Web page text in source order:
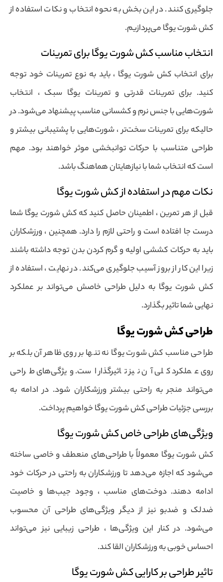
جلوگیری کنند. در این بخش به نحوه انتخاب و نکات استفاده از
کش شورت یوگا می‌پردازیم.
انتخاب مناسب کش شورت یوگا برای تمرینات
برای انتخاب کش شورت یوگا ، باید به نوع تمرینات خود توجه
کنید. برای تمرینات قدرتی و تمرینات یوگا سبک ، انتخاب
شورت‌هایی با جنس نرم و کشسانی مناسب پیشنهاد می‌شود. در
حالیکه برای تمرینات سخت‌تر ، شورت‌هایی با پشتیبانی بیشتر و
طراحی متناسب با حرکات توانبخشی موثر خواهند بود. مهم
است که انتخاب شما با نیازهایتان هماهنگ باشد.
نکات مهم در استفاده از کش شورت یوگا
قبل از هر تمرین ، اطمینان حاصل کنید که کش شورت یوگا شما
درست جا افتاده است و راحتی لازم را دارد. همچنین ، ورزشکاران
باید به حرکات کششی اولیه و گرم کردن بدن توجه داشته باشند
زیرا این کار از بروز آسیب جلوگیری می‌کند. در نهایت ، استفاده از
کش شورت یوگا به دلیل طراحی خاصش می‌تواند بر عملکرد
نهایی شما تاثیر بگذارد.
طراحی کش شورت یوگا
طراحی مناسب کش شورت یوگا نه تنها بر روی ظاهر آن بلکه بر
روی عملکرد کلی آن نیز تاثیرگذار است. ویژگی‌های طراحی
می‌تواند منجر به راحتی بیشتر ورزشکاران شود. در ادامه به
بررسی جزئیات طراحی کش شورت یوگا خواهیم پرداخت.
ویژگی‌های طراحی خاص کش شورت یوگا
کش شورت یوگا معمولاً با طراحی‌های منعطف و خاصی ساخته
می‌شود که اجازه می‌دهد تا ورزشکاران به راحتی در حرکات خود
ادامه دهند. دوخت‌های مناسب ، وجود جیب‌ها و خاصیت
ضدلک و ضدبو نیز از دیگر ویژگی‌های طراحی آن محسوب
می‌شود. در کنار این ویژگی‌ها ، طراحی زیبایی نیز می‌تواند
احساس خوبی به ورزشکاران القا کند.
تاثیر طراحی بر کارایی کش شورت یوگا